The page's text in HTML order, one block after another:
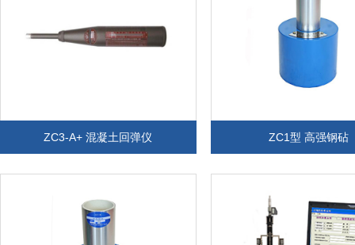
ZC3-A+ 混凝土回弹仪 ZC1型 高强钢砧